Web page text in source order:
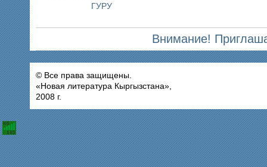
ГУРУ
Внимание!
© Все права защищены.
«Новая литература Кыргызстана»,
2008 г.